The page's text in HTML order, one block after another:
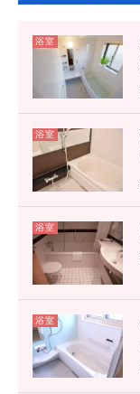
浴室
浴室
浴室
浴室